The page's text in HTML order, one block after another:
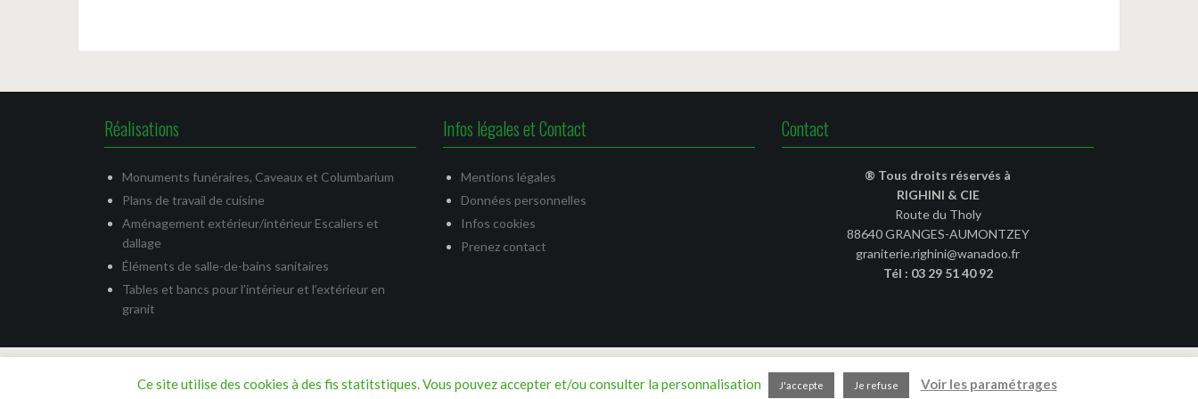
Réalisations
Monuments funéraires, Caveaux et Columbarium
Plans de travail de cuisine
Aménagement extérieur/intérieur Escaliers et
dallage
Éléments de salle-de-bains sanitaires
Tables et bancs pour l’intérieur et l’extérieur en
granit
Infos légales et Contact
Mentions légales
Données personnelles
Infos cookies
Prenez contact
Contact
® Tous droits réservés à
RIGHINI & CIE
Route du Tholy
88640 GRANGES-AUMONTZEY
graniterie.righini@wanadoo.fr
Tél : 03 29 51 40 92
Ce site utilise des cookies à des fis statitstiques. Vous pouvez accepter et/ou consulter la personnalisation J'accepte Je refuse Voir les paramétrages